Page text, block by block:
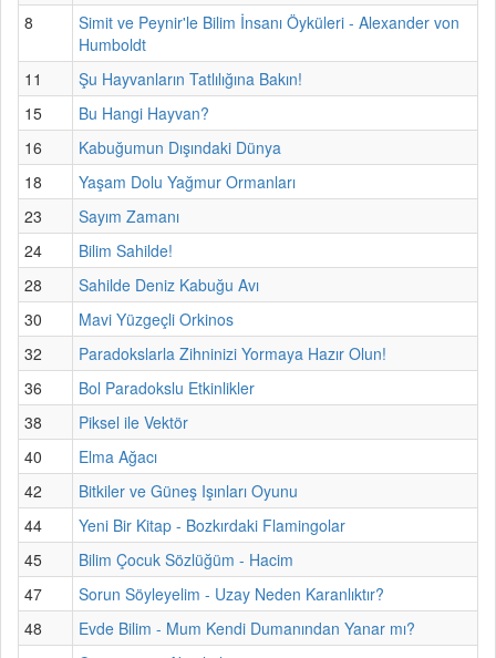
8
Simit ve Peynir'le Bilim İnsanı Öyküleri - Alexander von
Humboldt
11
Şu Hayvanların Tatlılığına Bakın!
15
Bu Hangi Hayvan?
16
Kabuğumun Dışındaki Dünya
18
Yaşam Dolu Yağmur Ormanları
23
Sayım Zamanı
24
Bilim Sahilde!
28
Sahilde Deniz Kabuğu Avı
30
Mavi Yüzgeçli Orkinos
32
Paradokslarla Zihninizi Yormaya Hazır Olun!
36
Bol Paradokslu Etkinlikler
38
Piksel ile Vektör
40
Elma Ağacı
42
Bitkiler ve Güneş Işınları Oyunu
44
Yeni Bir Kitap - Bozkırdaki Flamingolar
45
Bilim Çocuk Sözlüğüm - Hacim
47
Sorun Söyleyelim - Uzay Neden Karanlıktır?
48
Evde Bilim - Mum Kendi Dumanından Yanar mı?